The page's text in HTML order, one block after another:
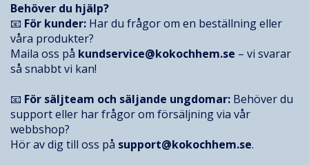
Behöver du hjälp?
📧 För kunder: Har du frågor om en beställning eller
våra produkter?
Maila oss på kundservice@kokochhem.se – vi svarar
så snabbt vi kan!
📧 För säljteam och säljande ungdomar: Behöver du
support eller har frågor om försäljning via vår
webbshop?
Hör av dig till oss på support@kokochhem.se.